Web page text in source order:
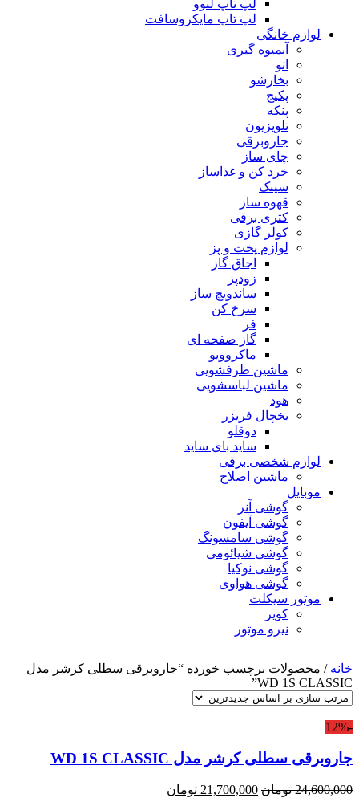
لپ تاپ لنوو
لپ تاپ مایکروسافت
لوازم خانگی
آبمیوه گیری
اتو
بخارشو
پکیج
پنکه
تلویزیون
جاروبرقی
چای ساز
خرد کن و غذاساز
سینک
قهوه ساز
کتری برقی
کولر گازی
لوازم پخت و پز
اجاق گاز
زودپز
ساندویچ ساز
سرخ کن
فر
گاز صفحه ای
ماکروویو
ماشین ظرفشویی
ماشین لباسشویی
هود
یخچال فریزر
دوقلو
ساید بای ساید
لوازم شخصی برقی
ماشین اصلاح
موبایل
گوشی آنر
گوشی آیفون
گوشی سامسونگ
گوشی شیائومی
گوشی نوکیا
گوشی هواوی
موتور سیکلت
کویر
نیرو موتور
خانه/ محصولات برچسب خورده “جاروبرقی سطلی کرشر مدل
WD 1S CLASSIC”
-12%
جاروبرقی سطلی کرشر مدل WD 1S CLASSIC
24,600,000 تومان قیمت
21,700,000 تومان